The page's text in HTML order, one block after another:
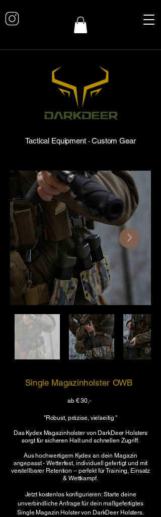
Tactical Equipment · Custom Gear
Single Magazinholster OWB
ab € 30,-
"Robust, präzise, vielseitig"
Das Kydex Magazinholster von DarkDeer Holsters
sorgt für sicheren Halt und schnellen Zugriff.
Aus hochwertigem Kydex an dein Magazin
angepasst -Wetterfest, individuell gefertigt und mit
verstellbarer Retention – perfekt für Training, Einsatz
& Wettkampf.​​​
Jetzt kostenlos konfigurieren: Starte deine
unverbindliche Anfrage für dein maßgefertigtes
Single Magazin Holster von DarkDeer Holsters.